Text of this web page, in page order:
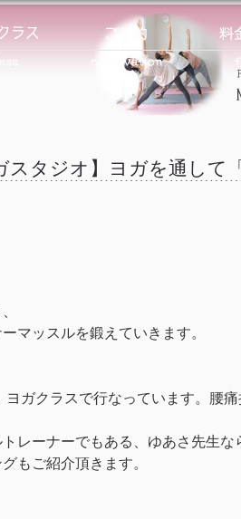
スタジオ】ヨガを通して
マッスルを鍛えていきます。
ガクラスで行なっています。腰痛
レーナーでもある、ゆあさ先生な
もご紹介頂きます。